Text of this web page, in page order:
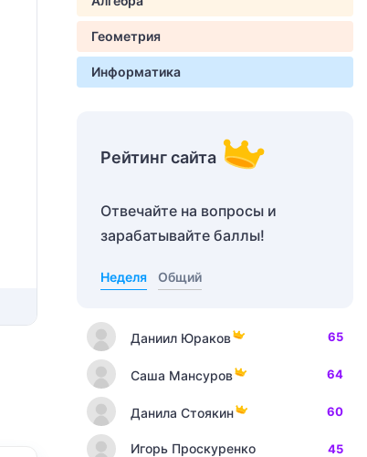
Геометрия
Информатика
Рейтинг сайта
Отвечайте на вопросы и
зарабатывайте баллы!
Неделя Общий
Даниил Юраков 65
Саша Мансуров 64
Данила Стоякин 60
Игорь Проскуренко 45